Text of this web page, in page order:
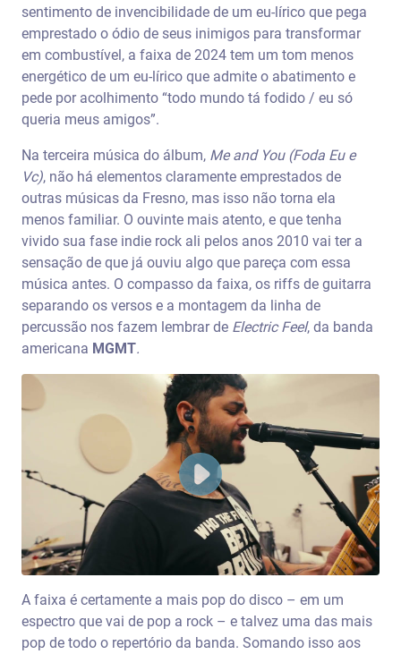
sentimento de invencibilidade de um eu-lírico que pega
emprestado o ódio de seus inimigos para transformar
em combustível, a faixa de 2024 tem um tom menos
energético de um eu-lírico que admite o abatimento e
pede por acolhimento “todo mundo tá fodido / eu só
queria meus amigos”.
Na terceira música do álbum, Me and You (Foda Eu e
Vc), não há elementos claramente emprestados de
outras músicas da Fresno, mas isso não torna ela
menos familiar. O ouvinte mais atento, e que tenha
vivido sua fase indie rock ali pelos anos 2010 vai ter a
sensação de que já ouviu algo que pareça com essa
música antes. O compasso da faixa, os riffs de guitarra
separando os versos e a montagem da linha de
percussão nos fazem lembrar de Electric Feel, da banda
americana MGMT.
A faixa é certamente a mais pop do disco – em um
espectro que vai de pop a rock – e talvez uma das mais
pop de todo o repertório da banda. Somando isso aos